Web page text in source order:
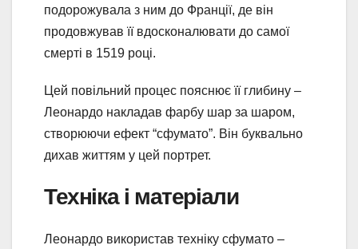
подорожувала з ним до Франції, де він
продовжував її вдосконалювати до самої
смерті в 1519 році.
Цей повільний процес пояснює її глибину –
Леонардо накладав фарбу шар за шаром,
створюючи ефект “сфумато”. Він буквально
дихав життям у цей портрет.
Техніка і матеріали
Леонардо використав техніку сфумато –